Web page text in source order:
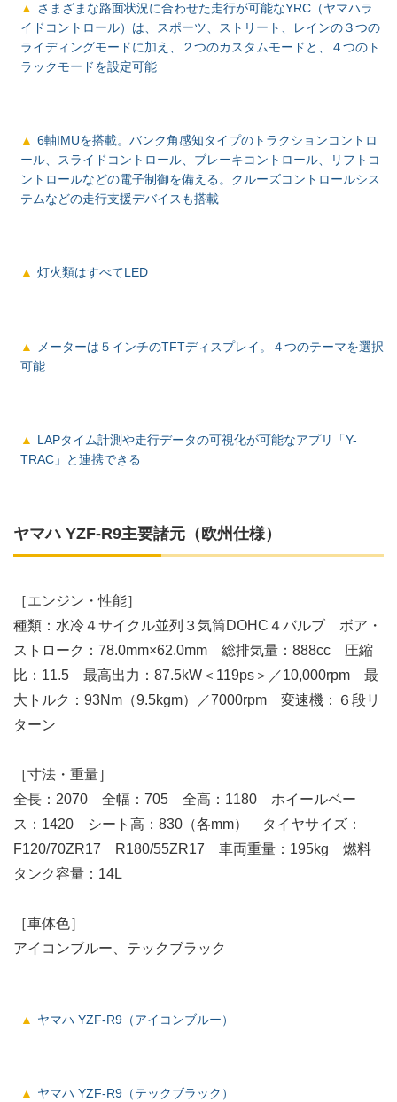
さまざまな路面状況に合わせた走行が可能なYRC（ヤマハラ
イドコントロール）は、スポーツ、ストリート、レインの３つの
ライディングモードに加え、２つのカスタムモードと、４つのト
ラックモードを設定可能
6軸IMUを搭載。バンク角感知タイプのトラクションコントロ
ール、スライドコントロール、ブレーキコントロール、リフトコ
ントロールなどの電子制御を備える。クルーズコントロールシス
テムなどの走行支援デバイスも搭載
灯火類はすべてLED
メーターは５インチのTFTディスプレイ。４つのテーマを選択
可能
LAPタイム計測や走行データの可視化が可能なアプリ「Y-
TRAC」と連携できる
ヤマハ YZF-R9主要諸元（欧州仕様）
［エンジン・性能］
種類：水冷４サイクル並列３気筒DOHC４バルブ ボア・
ストローク：78.0mm×62.0mm 総排気量：888cc 圧縮
比：11.5 最高出力：87.5kW＜119ps＞／10,000rpm 最
大トルク：93Nm（9.5kgm）／7000rpm 変速機：６段リ
ターン
［寸法・重量］
全長：2070 全幅：705 全高：1180 ホイールベー
ス：1420 シート高：830（各mm） タイヤサイズ：
F120/70ZR17 R180/55ZR17 車両重量：195kg 燃料
タンク容量：14L
［車体色］
アイコンブルー、テックブラック
ヤマハ YZF-R9（アイコンブルー）
ヤマハ YZF-R9（テックブラック）